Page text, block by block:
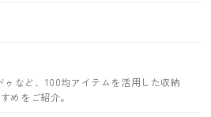
など、100均アイテムを活用した収納
めをご紹介。